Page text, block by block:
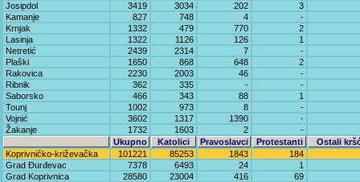
Josipdol
3419 3034 202
3
Kamanje
827 748 4
-
Krnjak
1332 479 770
2
Lasinja
1322 1126 126
1
Netretić
2439 2314 7
-
Plaški
1650 868 648
2
Rakovica
2230 2003 46
-
Ribnik
362 335 -
-
Saborsko
466 343 88
1
Tounj
1002 973 8
-
Vojnić
3602 1317 1390
-
Žakanje
1732 1603 2
-
Ukupno
Katolici Pravoslavci Protestanti
Ostali
Koprivničko-križevačka
101221 85253 1843
184
Grad Đurđevac
7378 6493 24
1
Grad Koprivnica
28580 23004 416
69